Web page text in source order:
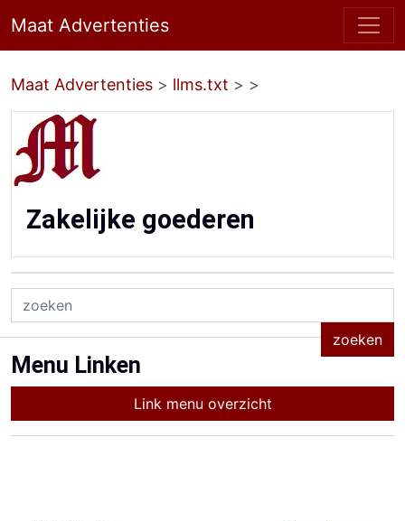
Maat Advertenties
Maat Advertenties > llms.txt > >
Zakelijke goederen
Menu Linken
Link menu overzicht